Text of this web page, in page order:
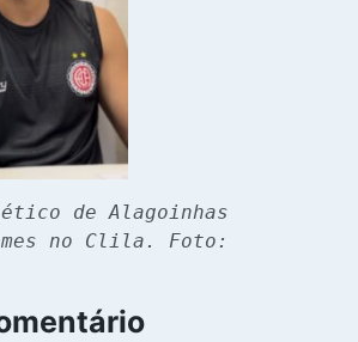
de Alagoinhas
no Clila. Foto: